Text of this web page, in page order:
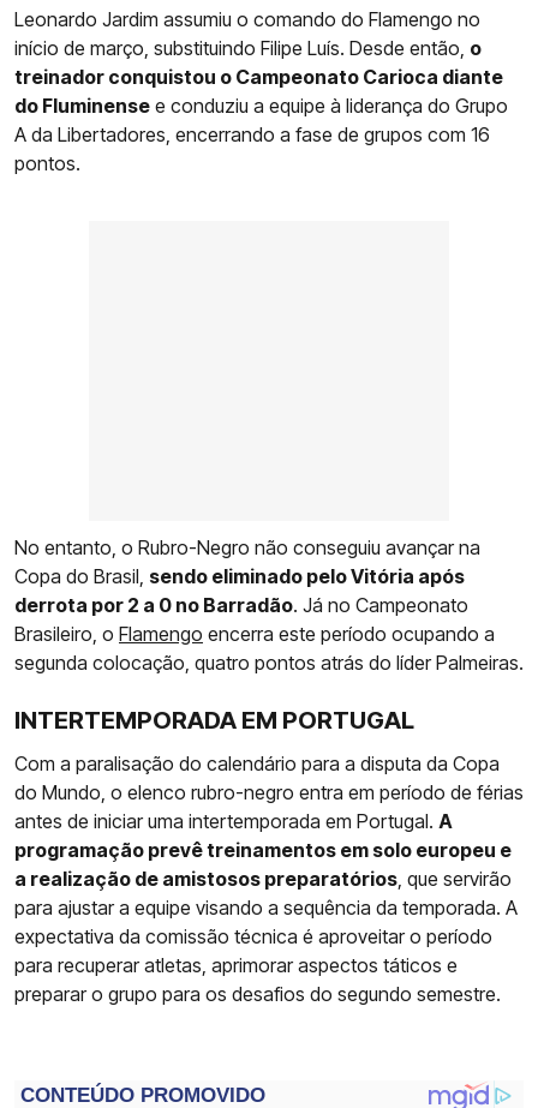
Leonardo Jardim assumiu o comando do Flamengo no
início de março, substituindo Filipe Luís. Desde então, o
treinador conquistou o Campeonato Carioca diante
do Fluminense e conduziu a equipe à liderança do Grupo
A da Libertadores, encerrando a fase de grupos com 16
pontos.
No entanto, o Rubro-Negro não conseguiu avançar na
Copa do Brasil, sendo eliminado pelo Vitória após
derrota por 2 a 0 no Barradão. Já no Campeonato
Brasileiro, o Flamengo encerra este período ocupando a
segunda colocação, quatro pontos atrás do líder Palmeiras.
INTERTEMPORADA EM PORTUGAL
Com a paralisação do calendário para a disputa da Copa
do Mundo, o elenco rubro-negro entra em período de férias
antes de iniciar uma intertemporada em Portugal. A
programação prevê treinamentos em solo europeu e
a realização de amistosos preparatórios , que servirão
para ajustar a equipe visando a sequência da temporada. A
expectativa da comissão técnica é aproveitar o período
para recuperar atletas, aprimorar aspectos táticos e
preparar o grupo para os desafios do segundo semestre.